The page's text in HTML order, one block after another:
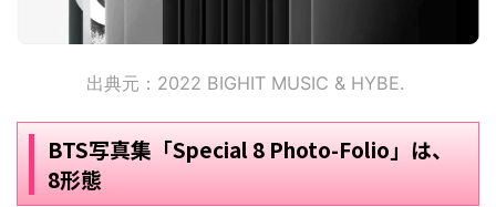
出典元：2022 BIGHIT MUSIC & HYBE.
BTS写真集「Special 8 Photo-Folio」は、
8形態